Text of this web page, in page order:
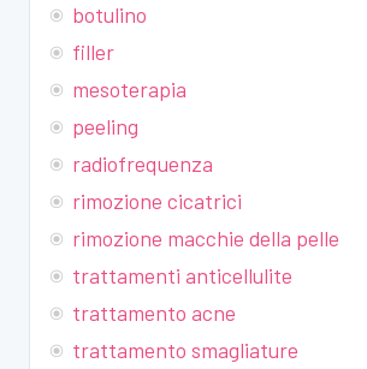
botulino
filler
mesoterapia
peeling
radiofrequenza
rimozione cicatrici
rimozione macchie della pelle
trattamenti anticellulite
trattamento acne
trattamento smagliature